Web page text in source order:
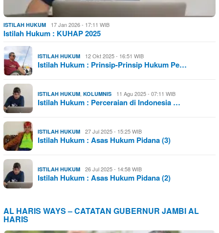
ISTILAH HUKUM 17 Jan 2026 - 17:11 WIB
Istilah Hukum : KUHAP 2025
ISTILAH HUKUM 12 Okt 2025 - 16:51 WIB
Istilah Hukum : Prinsip-Prinsip Hukum Pe…
ISTILAH HUKUM, KOLUMNIS 11 Agu 2025 - 07:11 WIB
Istilah Hukum : Perceraian di Indonesia …
ISTILAH HUKUM 27 Jul 2025 - 15:25 WIB
Istilah Hukum : Asas Hukum Pidana (3)
ISTILAH HUKUM 26 Jul 2025 - 14:58 WIB
Istilah Hukum : Asas Hukum Pidana (2)
AL HARIS WAYS – CATATAN GUBERNUR JAMBI AL
HARIS